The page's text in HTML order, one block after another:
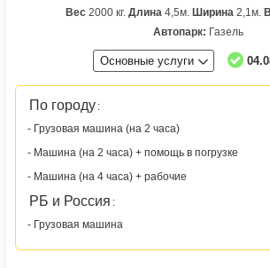
Вес2000 кг. Длина4,5м. Ширина2,1м.
Автопарк: Газель
Основные услуги
По городу :
- Грузовая машина (на 2 часа)
- Машина (на 2 часа) + помощь в погрузке
- Машина (на 4 часа) + рабочие
РБ и Россия :
- Грузовая машина